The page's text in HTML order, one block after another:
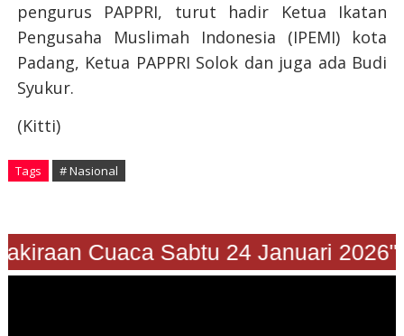
pengurus PAPPRI, turut hadir Ketua Ikatan
Pengusaha Muslimah Indonesia (IPEMI) kota
Padang, Ketua PAPPRI Solok dan juga ada Budi
Syukur.
(Kitti)
Tags # Nasional
Cuaca Sabtu 24 Januari